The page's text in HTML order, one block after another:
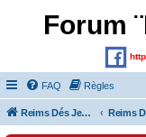
Forum
FAQ Règles
Reims Dés Jeux (Site)